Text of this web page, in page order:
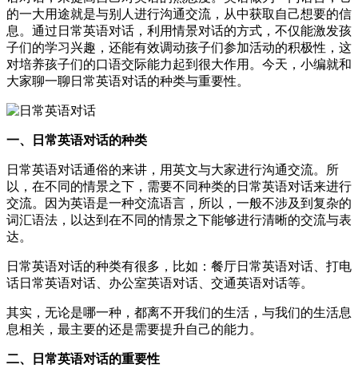
的一大用途就是与别人进行沟通交流，从中获取自己想要的信
息。通过日常英语对话，利用情景对话的方式，不仅能激发孩
子们的学习兴趣，还能有效调动孩子们参加活动的积极性，这
对培养孩子们的口语交际能力起到很大作用。今天，小编就和
大家聊一聊日常英语对话的种类与重要性。
一、日常英语对话的种类
日常英语对话通俗的来讲，用英文与大家进行沟通交流。所
以，在不同的情景之下，需要不同种类的日常英语对话来进行
交流。因为英语是一种交流语言，所以，一般不涉及到复杂的
词汇语法，以达到在不同的情景之下能够进行清晰的交流与表
达。
日常英语对话的种类有很多，比如：餐厅日常英语对话、打电
话日常英语对话、办公室英语对话、交通英语对话等。
其实，无论是哪一种，都离不开我们的生活，与我们的生活息
息相关，最主要的还是需要提升自己的能力。
二、日常英语对话的重要性